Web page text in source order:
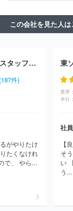
事株式会社
海光電
社
アドバンテック
社ジェピコ
トシン
ム株式会社
日本
社
岡田電機株式会
ダーツライブ
シ
株式会社ア
三菱電機住環境シス
株式会社
田中電気
デバイス株式会社
ング
日本プリメッ
社インフォマティクス
この会社を見た人
株式会社ワールドスタッフィング
件)
がやりたけ
たくなけれ
で、 やら...
東
業界：
本社：
社
【
そ
い
う...